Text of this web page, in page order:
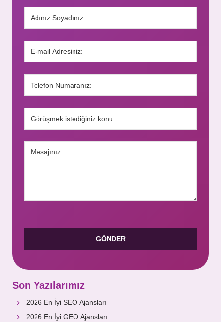
Son Yazılarımız
2026 En İyi SEO Ajansları
2026 En İyi GEO Ajansları